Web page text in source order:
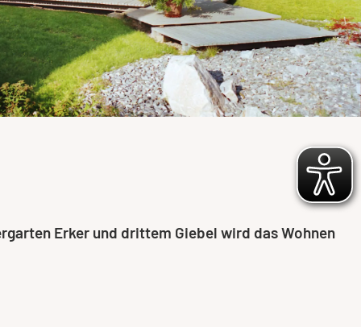
Erker und drittem Giebel wird das Wohnen